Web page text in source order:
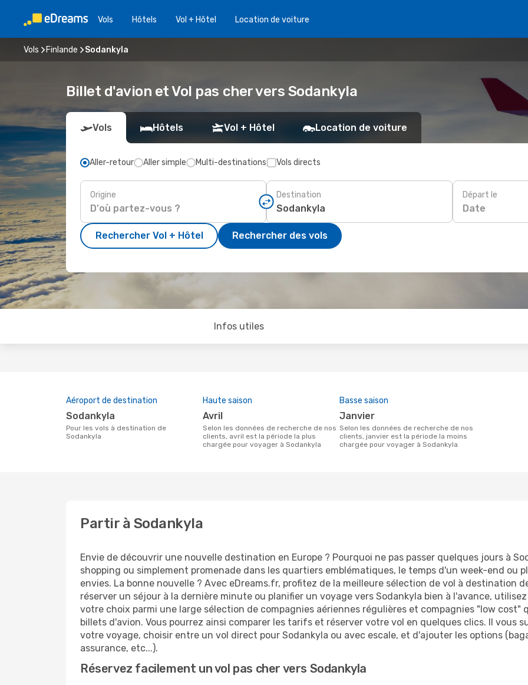
Vols Hôtels Vol + Hôtel Location de voiture
Vols Finlande Sodankyla
Billet d'avion et Vol pas cher vers Sodankyla
Vols Hôtels Vol + Hôtel Location de voiture
Aller-retour Aller simple Multi-destinations Vols directs
Origine Destination Départ le
Date
Rechercher Vol + Hôtel Rechercher des vols
Infos utiles
Aéroport de destination
Sodankyla
Pour les vols à destination de
Sodankyla
Haute saison
avril
Selon les données de recherche de nos
clients, avril est la période la plus
chargée pour voyager à Sodankyla
Basse saison
janvier
Selon les données de recherche de nos
clients, janvier est la période la moins
chargée pour voyager à Sodankyla
Partir à Sodankyla
Envie de découvrir une nouvelle destination en Europe ? Pourquoi ne pas passer quelques jours à
shopping ou simplement promenade dans les quartiers emblématiques, le temps d'un week-end ou
envies. La bonne nouvelle ? Avec eDreams.fr, profitez de la meilleure sélection de vol à destination
réserver un séjour à la dernière minute ou planifier un voyage vers Sodankyla bien à l'avance,
votre choix parmi une large sélection de compagnies aériennes régulières et compagnies "low cost"
billets d'avion. Vous pourrez ainsi comparer les tarifs et réserver votre vol en quelques clics. Il vous
votre voyage, choisir entre un vol direct pour Sodankyla ou avec escale, et d'ajouter les options
assurance, etc...).
Réservez facilement un vol pas cher vers Sodankyla